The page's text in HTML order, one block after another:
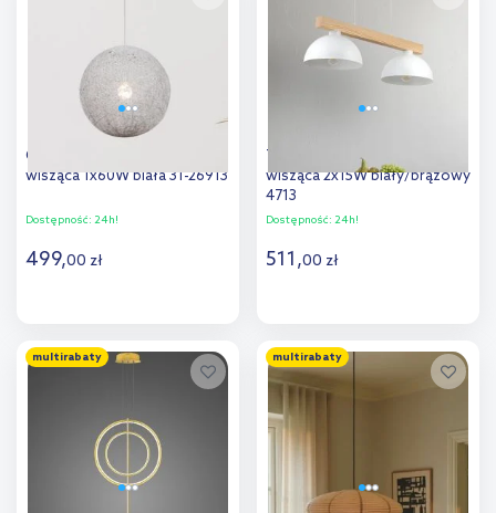
porównania
Candellux Caruba lampa
wisząca 1x60W biała 31-26913
Dostępność: 24h!
499,00 zł
Dodaj do
porównania
TK Lighting Oslo lampa
wisząca 2x15W biały/brązowy
4713
Dostępność: 24h!
511,00 zł
Dodaj do
porównania
multirabaty multirabaty